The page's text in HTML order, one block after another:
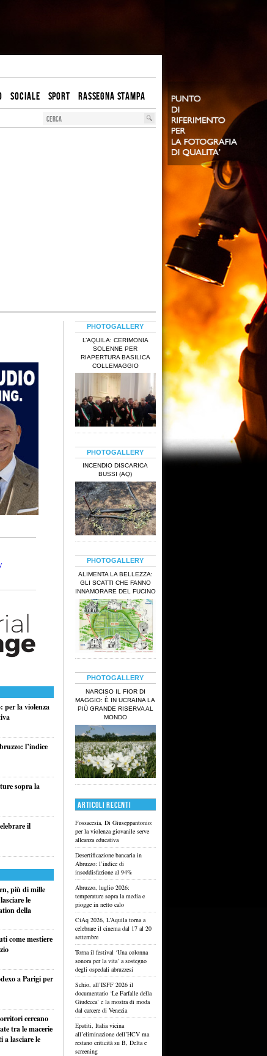
SOCIALE SPORT RASSEGNA STAMPA
per la violenza
l’indice
sopra la
il
più di mille
le
della
come mestiere
a Parigi per
cercano
tra le macerie
a lasciare le
PHOTOGALLERY
L’AQUILA: CERIMONIA
SOLENNE PER
RIAPERTURA BASILICA
COLLEMAGGIO
PHOTOGALLERY
INCENDIO DISCARICA
BUSSI (AQ)
PHOTOGALLERY
ALIMENTA LA BELLEZZA:
GLI SCATTI CHE FANNO
INNAMORARE DEL FUCINO
PHOTOGALLERY
NARCISO IL FIOR DI
MAGGIO: È IN UCRAINA LA
PIÙ GRANDE RISERVA AL
MONDO
ARTICOLI RECENTI
Fossacesia, Di Giuseppantonio:
per la violenza giovanile serve
alleanza educativa
Desertificazione bancaria in
Abruzzo: l’indice di
insoddisfazione al 94%
Abruzzo, luglio 2026:
temperature sopra la media e
piogge in netto calo
CiAq 2026, L’Aquila torna a
celebrare il cinema dal 17 al 20
settembre
Torna il festival ‘Una colonna
sonora per la vita’ a sostegno
degli ospedali abruzzesi
Schio, all’ISFF 2026 il
documentario ‘Le Farfalle della
Giudecca’ e la mostra di moda
dal carcere di Venezia
Epatiti, Italia vicina
all’eliminazione dell’HCV ma
restano criticità su B, Delta e
screening